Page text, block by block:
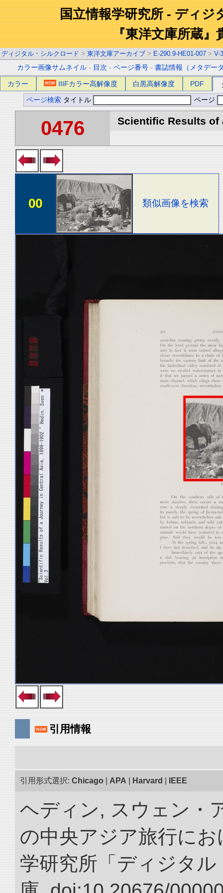
国立情報学研究所 - ディジ
『東洋文庫所蔵』
ディジタル・シルクロード > 東洋文庫アーカイブ > E-290.9-HE01-007 > V-3
カラー画像サムネイル - 目次 -ページ番号 -書誌情報（メタデー
カラー IIIFカラー高解像度 白黒高解像度 PDF
ページ検索 タイトル ページ
0476 Scientific Results of
00 類似画像を検索
引用情報
引用形式選択: Chicago APA Harvard IEEE
ヘディン, スウェン・
の中央アジア旅行にお
学研究所「ディジタ